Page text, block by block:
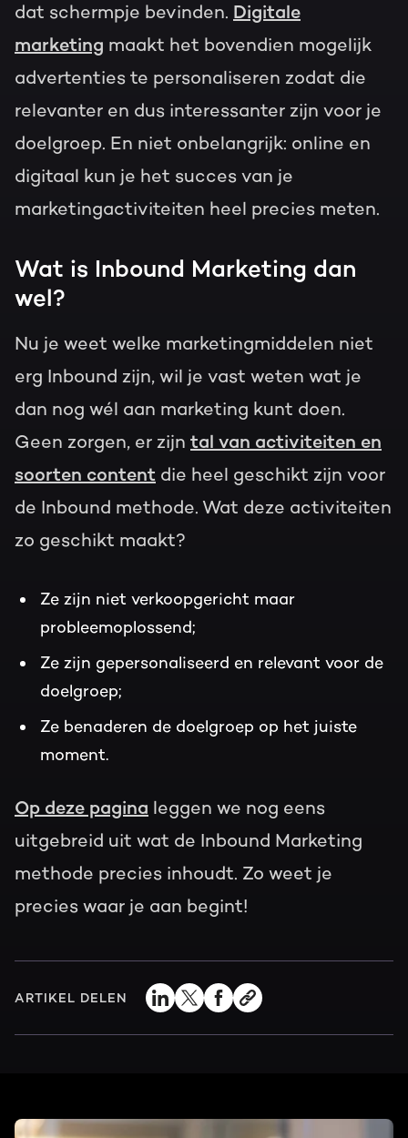
dat schermpje bevinden. Digitale
marketing maakt het bovendien mogelijk
advertenties te personaliseren zodat die
relevanter en dus interessanter zijn voor je
doelgroep. En niet onbelangrijk: online en
digitaal kun je het succes van je
marketingactiviteiten heel precies meten.
Wat is Inbound Marketing dan
wel?
Nu je weet welke marketingmiddelen niet
erg Inbound zijn, wil je vast weten wat je
dan nog wél aan marketing kunt doen.
Geen zorgen, er zijn tal van activiteiten en
soorten content die heel geschikt zijn voor
de Inbound methode. Wat deze activiteiten
zo geschikt maakt?
Ze zijn niet verkoopgericht maar
probleemoplossend;
Ze zijn gepersonaliseerd en relevant voor de
doelgroep;
Ze benaderen de doelgroep op het juiste
moment.
Op deze pagina leggen we nog eens
uitgebreid uit wat de Inbound Marketing
methode precies inhoudt. Zo weet je
precies waar je aan begint!
ARTIKEL DELEN